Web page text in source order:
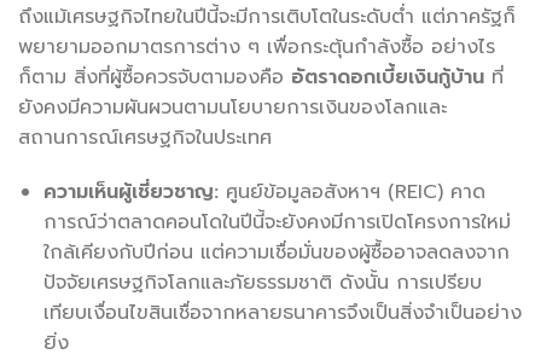
ถึงแม้เศรษฐกิจไทยในปีนี้จะมีการเติบโตในระดับต่ำ แต่ภาครัฐก็
พยายามออกมาตรการต่าง ๆ เพื่อกระตุ้นกำลังซื้อ อย่างไร
ก็ตาม สิ่งที่ผู้ซื้อควรจับตามองคือ อัตราดอกเบี้ยเงินกู้บ้าน ที่
ยังคงมีความผันผวนตามนโยบายการเงินของโลกและ
สถานการณ์เศรษฐกิจในประเทศ
ความเห็นผู้เชี่ยวชาญ:ศูนย์ข้อมูลอสังหาฯ (REIC) คาด
การณ์ว่าตลาดคอนโดในปีนี้จะยังคงมีการเปิดโครงการใหม่
ใกล้เคียงกับปีก่อน แต่ความเชื่อมั่นของผู้ซื้ออาจลดลงจาก
ปัจจัยเศรษฐกิจโลกและภัยธรรมชาติ ดังนั้น การเปรียบ
เทียบเงื่อนไขสินเชื่อจากหลายธนาคารจึงเป็นสิ่งจำเป็นอย่าง
ยิ่ง